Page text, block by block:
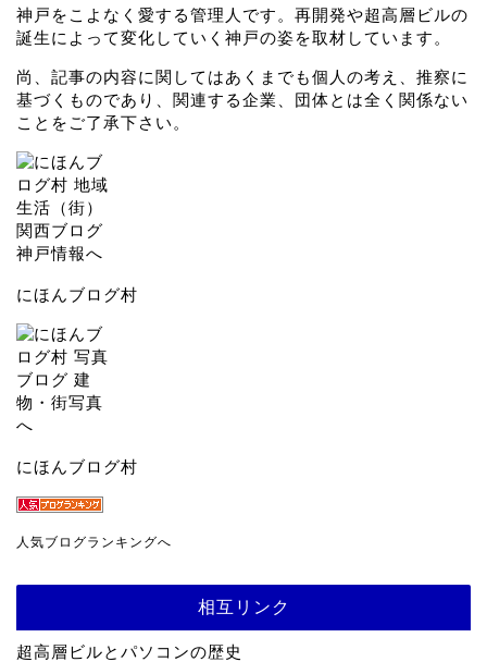
神戸をこよなく愛する管理人です。再開発や超高層ビルの
誕生によって変化していく神戸の姿を取材しています。
尚、記事の内容に関してはあくまでも個人の考え、推察に
基づくものであり、関連する企業、団体とは全く関係ない
ことをご了承下さい。
にほんブログ村
にほんブログ村
人気ブログランキングへ
相互リンク
超高層ビルとパソコンの歴史